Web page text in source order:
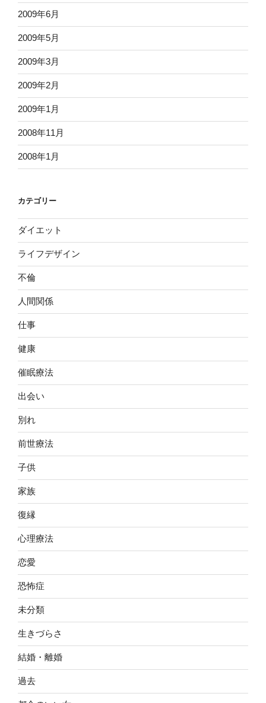
2009年6月
2009年5月
2009年3月
2009年2月
2009年1月
2008年11月
2008年1月
カテゴリー
ダイエット
ライフデザイン
不倫
人間関係
仕事
健康
催眠療法
出会い
別れ
前世療法
子供
家族
復縁
心理療法
恋愛
恐怖症
未分類
生きづらさ
結婚・離婚
過去